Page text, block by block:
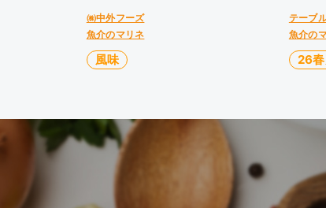
㈱中外フーズ
魚介のマリネ
風味
テーブ
魚介の
26